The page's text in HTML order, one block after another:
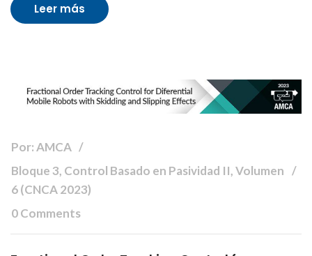
Leer más
Por: AMCA
Bloque 3, Control Basado en Pasividad II, Volumen
6 (CNCA 2023)
0 Comments